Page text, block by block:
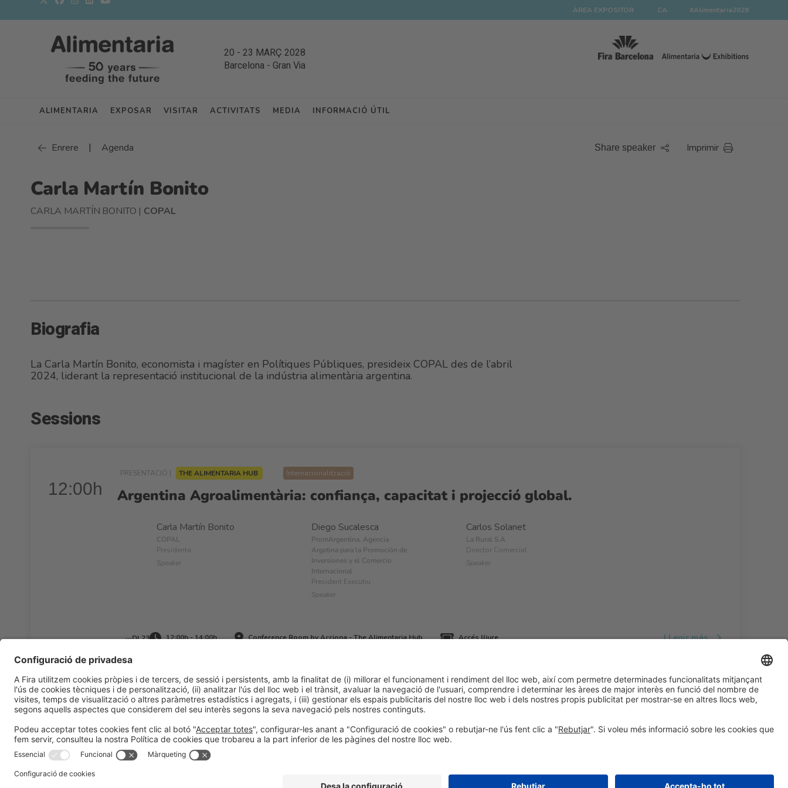
ÀREA EXPOSITOR CA #Alimentaria2028
20 - 23 MARÇ 2028
Barcelona - Gran Via
ALIMENTARIA EXPOSAR VISITAR ACTIVITATS MEDIA INFORMACIÓ ÚTIL
Enrere | Agenda Share speaker Imprimir
Carla Martín Bonito
CARLA MARTÍN BONITO | COPAL
Biografia
La Carla Martín Bonito, economista i magíster en Polítiques Públiques, presideix COPAL des de l’abril
2024, liderant la representació institucional de la indústria alimentària argentina.
Sessions
12:00h
PRESENTACIÓ | THE ALIMENTARIA HUB Internacionalització
Argentina Agroalimentària: confiança, capacitat i projecció global.
Diego Sucalesca
PromArgentina. Agencia
Argetina para la Promoción de
Inversiones y el Comercio
Internacional
President Executiu
Speaker
Carlos Solanet
La Rural S.A
Director Comercial
Speaker
Carla Martín Bonito
COPAL
Presidenta
Speaker
Dl 23 12:00h - 14:00h Conference Room by Acciona - The Alimentaria Hub Accés lliure LLegir més
Informació general Avís legalPolítica de privacitat
a les xarxes socials